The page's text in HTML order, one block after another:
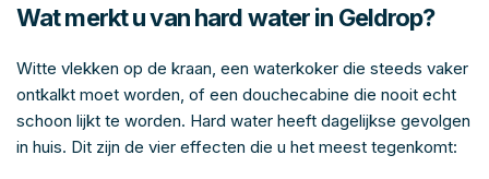
Wat merkt u van hard water in Geldrop?
Witte vlekken op de kraan, een waterkoker die steeds vaker
ontkalkt moet worden, of een douchecabine die nooit echt
schoon lijkt te worden. Hard water heeft dagelijkse gevolgen
in huis. Dit zijn de vier effecten die u het meest tegenkomt: